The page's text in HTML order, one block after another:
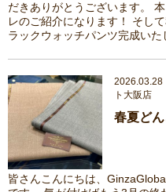
だきありがとうございます。
レのご紹介になります！ そし
ラックウォッチパンツ完成いた
2026.03.28
ト大阪店
春夏ど
皆さんこんにちは、